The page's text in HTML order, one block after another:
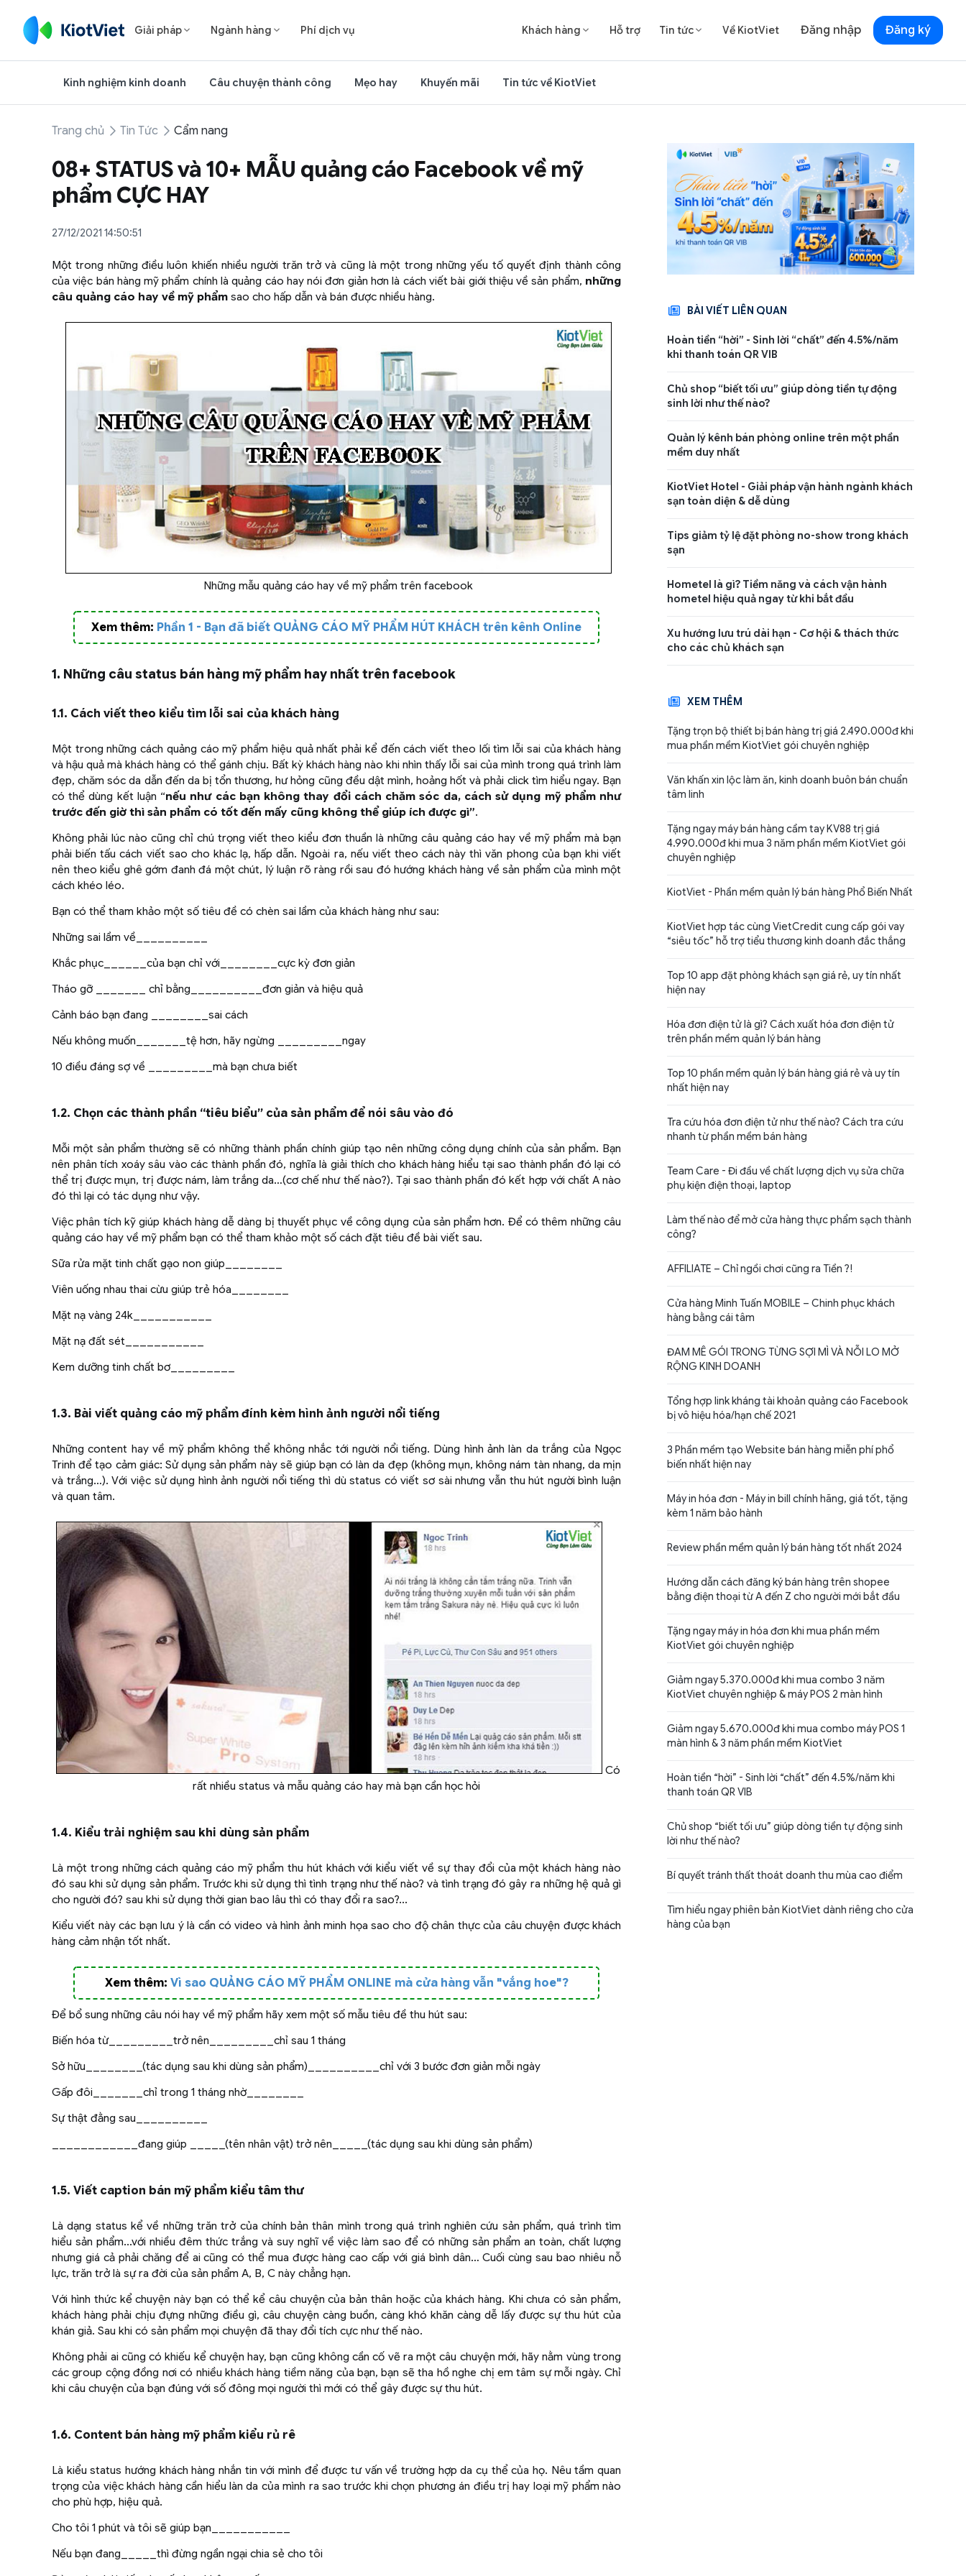
Giải pháp  Ngành hàng  Phí dịch vụ Khách hàng  Hỗ trợ Tin tức  Về KiotViet Đăng nhập Đăng ký
Kinh nghiệm kinh doanh Câu chuyện thành công Mẹo hay Khuyến mãi Tin tức về KiotViet
Trang chủ Tin Tức Cẩm nang
08+ STATUS và 10+ MẪU quảng cáo Facebook về mỹ
phẩm CỰC HAY
27/12/2021 14:50:51
Một trong những điều luôn khiến nhiều người trăn trở và cũng là một trong những yếu tố quyết định thành công
của việc bán hàng mỹ phẩm chính là quảng cáo hay nói đơn giản hơn là cách viết bài giới thiệu về sản phẩm, những
câu quảng cáo hay về mỹ phẩm sao cho hấp dẫn và bán được nhiều hàng.
Những mẫu quảng cáo hay về mỹ phẩm trên facebook
Xem thêm: Phần 1 - Bạn đã biết QUẢNG CÁO MỸ PHẨM HÚT KHÁCH trên kênh Online
1. Những câu status bán hàng mỹ phẩm hay nhất trên facebook
1.1. Cách viết theo kiểu tìm lỗi sai của khách hàng
Một trong những cách quảng cáo mỹ phẩm hiệu quả nhất phải kể đến cách viết theo lối tìm lỗi sai của khách hàng
và hậu quả mà khách hàng có thể gánh chịu. Bất kỳ khách hàng nào khi nhìn thấy lỗi sai của mình trong quá trình làm
đẹp, chăm sóc da dẫn đến da bị tổn thương, hư hỏng cũng đều dật mình, hoảng hốt và phải click tìm hiểu ngay. Bạn
có thể dùng kết luận “nếu như các bạn không thay đổi cách chăm sóc da, cách sử dụng mỹ phẩm như
trước đến giờ thì sản phẩm có tốt đến mấy cũng không thể giúp ích được gì”.
Không phải lúc nào cũng chỉ chú trọng viết theo kiểu đơn thuần là những câu quảng cáo hay về mỹ phẩm mà bạn
phải biến tấu cách viết sao cho khác lạ, hấp dẫn. Ngoài ra, nếu viết theo cách này thì văn phong của bạn khi viết
nên theo kiểu ghê gớm đanh đá một chút, lý luận rõ ràng rồi sau đó hướng khách hàng về sản phẩm của mình một
cách khéo léo.
Bạn có thể tham khảo một số tiêu đề có chèn sai lầm của khách hàng như sau:
Những sai lầm về__________
Khắc phục______của bạn chỉ với________cực kỳ đơn giản
Tháo gỡ _______ chỉ bằng__________đơn giản và hiệu quả
Cảnh báo bạn đang ________sai cách
Nếu không muốn_______tệ hơn, hãy ngừng _________ngay
10 điều đáng sợ về _________mà bạn chưa biết
1.2. Chọn các thành phần “tiêu biểu” của sản phẩm để nói sâu vào đó
Mỗi một sản phẩm thường sẽ có những thành phần chính giúp tạo nên những công dụng chính của sản phẩm. Bạn
nên phân tích xoáy sâu vào các thành phần đó, nghĩa là giải thích cho khách hàng hiểu tại sao thành phần đó lại có
thể trị được mụn, trị được nám, làm trắng da…(cơ chế như thế nào?). Tại sao thành phần đó kết hợp với chất A nào
đó thì lại có tác dụng như vậy.
Việc phân tích kỹ giúp khách hàng dễ dàng bị thuyết phục về công dụng của sản phẩm hơn. Để có thêm những câu
quảng cáo hay về mỹ phẩm bạn có thể tham khảo một số cách đặt tiêu đề bài viết sau.
Sữa rửa mặt tinh chất gạo non giúp________
Viên uống nhau thai cừu giúp trẻ hóa________
Mặt nạ vàng 24k___________
Mặt nạ đất sét___________
Kem dưỡng tinh chất bơ_________
1.3. Bài viết quảng cáo mỹ phẩm đính kèm hình ảnh người nổi tiếng
Những content hay về mỹ phẩm không thể không nhắc tới người nổi tiếng. Dùng hình ảnh làn da trắng của Ngọc
Trinh để tạo cảm giác: Sử dụng sản phẩm này sẽ giúp bạn có làn da đẹp (không mụn, không nám tàn nhang, da mịn
và trắng…). Với việc sử dụng hình ảnh người nổi tiếng thì dù status có viết sơ sài nhưng vẫn thu hút người bình luận
và quan tâm.
Có
rất nhiều status và mẫu quảng cáo hay mà bạn cần học hỏi
1.4. Kiểu trải nghiệm sau khi dùng sản phẩm
Là một trong những cách quảng cáo mỹ phẩm thu hút khách với kiểu viết về sự thay đổi của một khách hàng nào
đó sau khi sử dụng sản phẩm. Trước khi sử dụng thì tình trạng như thế nào? và tình trạng đó gây ra những hệ quả gì
cho người đó? sau khi sử dụng thời gian bao lâu thì có thay đổi ra sao?...
Kiểu viết này các bạn lưu ý là cần có video và hình ảnh minh họa sao cho độ chân thực của câu chuyện được khách
hàng cảm nhận tốt nhất.
Xem thêm: Vì sao QUẢNG CÁO MỸ PHẨM ONLINE mà cửa hàng vẫn "vắng hoe"?
Để bổ sung những câu nói hay về mỹ phẩm hãy xem một số mẫu tiêu đề thu hút sau:
Biến hóa từ_________trở nên_________chỉ sau 1 tháng
Sở hữu________(tác dụng sau khi dùng sản phẩm)__________chỉ với 3 bước đơn giản mỗi ngày
Gấp đôi_______chỉ trong 1 tháng nhờ________
Sự thật đằng sau__________
____________đang giúp _____(tên nhân vật) trở nên_____(tác dụng sau khi dùng sản phẩm)
1.5. Viết caption bán mỹ phẩm kiểu tâm thư
Là dạng status kể về những trăn trở của chính bản thân mình trong quá trình nghiên cứu sản phẩm, quá trình tìm
hiểu sản phẩm...với nhiều đêm thức trắng và suy nghĩ về việc làm sao để có những sản phẩm an toàn, chất lượng
nhưng giá cả phải chăng để ai cũng có thể mua được hàng cao cấp với giá bình dân… Cuối cùng sau bao nhiêu nỗ
lực, trăn trở là sự ra đời của sản phẩm A, B, C này chẳng hạn.
Với hình thức kể chuyện này bạn có thể kể câu chuyện của bản thân hoặc của khách hàng. Khi chưa có sản phẩm,
khách hàng phải chịu đựng những điều gì, câu chuyện càng buồn, càng khó khăn càng dễ lấy được sự thu hút của
khán giả. Sau khi có sản phẩm mọi chuyện đã thay đổi tích cực như thế nào.
Không phải ai cũng có khiếu kể chuyện hay, bạn cũng không cần cố vẽ ra một câu chuyện mới, hãy nằm vùng trong
các group cộng đồng nơi có nhiều khách hàng tiềm năng của bạn, bạn sẽ tha hồ nghe chị em tâm sự mỗi ngày. Chỉ
khi câu chuyện của bạn đúng với số đông mọi người thì mới có thể gây được sự thu hút.
1.6. Content bán hàng mỹ phẩm kiểu rủ rê
Là kiểu status hướng khách hàng nhắn tin với mình để được tư vấn về trường hợp da cụ thể của họ. Nêu tầm quan
trọng của việc khách hàng cần hiểu làn da của mình ra sao trước khi chọn phương án điều trị hay loại mỹ phẩm nào
cho phù hợp, hiệu quả.
Cho tôi 1 phút và tôi sẽ giúp bạn___________
Nếu bạn đang_____thì đừng ngần ngại chia sẻ cho tôi
BÀI VIẾT LIÊN QUAN
Hoàn tiền “hời” - Sinh lời “chất” đến 4.5%/năm
khi thanh toán QR VIB
Chủ shop “biết tối ưu” giúp dòng tiền tự động
sinh lời như thế nào?
Quản lý kênh bán phòng online trên một phần
mềm duy nhất
KiotViet Hotel - Giải pháp vận hành ngành khách
sạn toàn diện & dễ dùng
Tips giảm tỷ lệ đặt phòng no-show trong khách
sạn
Hometel là gì? Tiềm năng và cách vận hành
hometel hiệu quả ngay từ khi bắt đầu
Xu hướng lưu trú dài hạn - Cơ hội & thách thức
cho các chủ khách sạn
XEM THÊM
Tặng trọn bộ thiết bị bán hàng trị giá 2.490.000đ khi
mua phần mềm KiotViet gói chuyên nghiệp
Văn khấn xin lộc làm ăn, kinh doanh buôn bán chuẩn
tâm linh
Tặng ngay máy bán hàng cầm tay KV88 trị giá
4.990.000đ khi mua 3 năm phần mềm KiotViet gói
chuyên nghiệp
KiotViet - Phần mềm quản lý bán hàng Phổ Biến Nhất
KiotViet hợp tác cùng VietCredit cung cấp gói vay
“siêu tốc” hỗ trợ tiểu thương kinh doanh đắc thắng
Top 10 app đặt phòng khách sạn giá rẻ, uy tín nhất
hiện nay
Hóa đơn điện tử là gì? Cách xuất hóa đơn điện tử
trên phần mềm quản lý bán hàng
Top 10 phần mềm quản lý bán hàng giá rẻ và uy tín
nhất hiện nay
Tra cứu hóa đơn điện tử như thế nào? Cách tra cứu
nhanh từ phần mềm bán hàng
Team Care - Đi đầu về chất lượng dịch vụ sửa chữa
phụ kiện điện thoại, laptop
Làm thế nào để mở cửa hàng thực phẩm sạch thành
công?
AFFILIATE – Chỉ ngồi chơi cũng ra Tiền ?!
Cửa hàng Minh Tuấn MOBILE – Chinh phục khách
hàng bằng cái tâm
ĐAM MÊ GÓI TRONG TỪNG SỢI MÌ VÀ NỖI LO MỞ
RỘNG KINH DOANH
Tổng hợp link kháng tài khoản quảng cáo Facebook
bị vô hiệu hóa/hạn chế 2021
3 Phần mềm tạo Website bán hàng miễn phí phổ
biến nhất hiện nay
Máy in hóa đơn - Máy in bill chính hãng, giá tốt, tặng
kèm 1 năm bảo hành
Review phần mềm quản lý bán hàng tốt nhất 2024
Hướng dẫn cách đăng ký bán hàng trên shopee
bằng điện thoại từ A đến Z cho người mới bắt đầu
Tặng ngay máy in hóa đơn khi mua phần mềm
KiotViet gói chuyên nghiệp
Giảm ngay 5.370.000đ khi mua combo 3 năm
KiotViet chuyên nghiệp & máy POS 2 màn hình
Giảm ngay 5.670.000đ khi mua combo máy POS 1
màn hình & 3 năm phần mềm KiotViet
Hoàn tiền “hời” - Sinh lời “chất” đến 4.5%/năm khi
thanh toán QR VIB
Chủ shop “biết tối ưu” giúp dòng tiền tự động sinh
lời như thế nào?
Bí quyết tránh thất thoát doanh thu mùa cao điểm
Tìm hiểu ngay phiên bản KiotViet dành riêng cho cửa
hàng của bạn